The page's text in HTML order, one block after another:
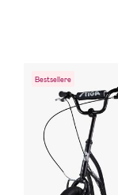
Bestsellere